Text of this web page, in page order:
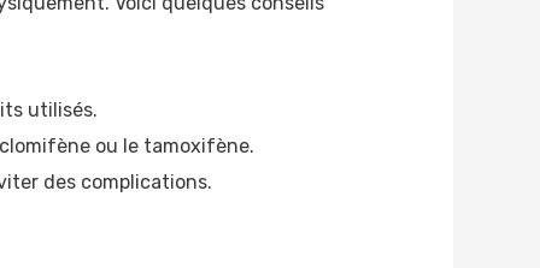
utilisés.
ou le tamoxifène.
des complications.